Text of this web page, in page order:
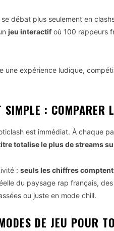
débat plus seulement en
jeu interactifoù 100 rappeurs
une expérience ludique,
SIMPLE : COMPARER
est immédiat. À chaque
totalise le plus de streams
: seuls les chiffres comptent
du paysage rap français,
ou juste en mode chill.
DE JEU POUR